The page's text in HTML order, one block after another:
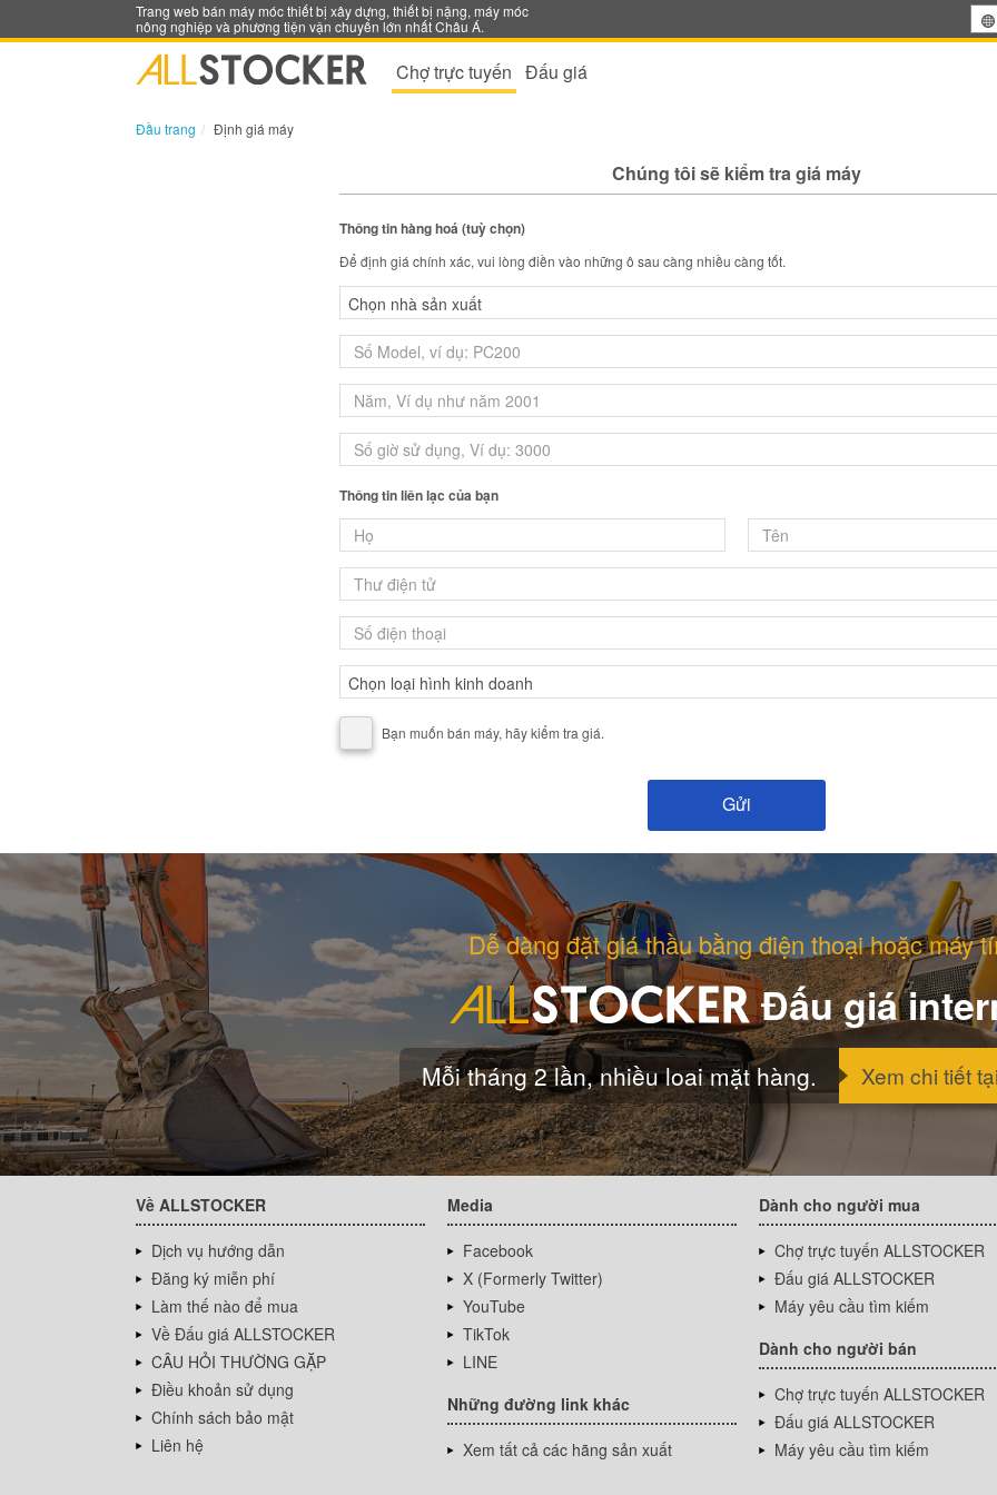
Trang web bán máy móc thiết bị xây dựng, thiết bị nặng, máy móc
nông nghiệp và phương tiện vận chuyển lớn nhất Châu Á.
Chợ trực tuyến Đấu giá
Đầu trang Định giá máy
Chúng tôi sẽ kiểm tra giá máy
Thông tin hàng hoá (tuỳ chọn)
Để định giá chính xác, vui lòng điền vào những ô sau càng nhiều càng tốt.
Thông tin liên lạc của bạn
Bạn muốn bán máy, hãy kiểm tra giá.
Dễ dàng đặt giá thầu bằng điện thoại hoặc máy
Đấu giá
Mỗi tháng 2 lần, nhiều loai mặt hàng. Xem chi tiết
Về ALLSTOCKER
Dịch vụ hướng dẫn
Đăng ký miễn phí
Làm thế nào để mua
Về Đấu giá ALLSTOCKER
CÂU HỎI THƯỜNG GẶP
Điều khoản sử dụng
Chính sách bảo mật
Liên hệ
Media
Facebook
X (Formerly Twitter)
YouTube
TikTok
LINE
Những đường link khác
Xem tất cả các hãng sản xuất
Dành cho người mua
Chợ trực tuyến ALLSTOCKER
Đấu giá ALLSTOCKER
Máy yêu cầu tìm kiếm
Dành cho người bán
Chợ trực tuyến ALLSTOCKER
Đấu giá ALLSTOCKER
Máy yêu cầu tìm kiếm